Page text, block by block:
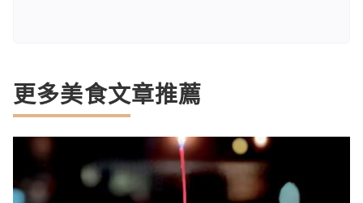
更多美食文章推薦